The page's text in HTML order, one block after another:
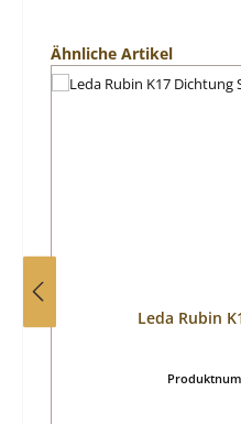
Produktgalerie überspringen
Ähnliche Artikel
Leda Rubin